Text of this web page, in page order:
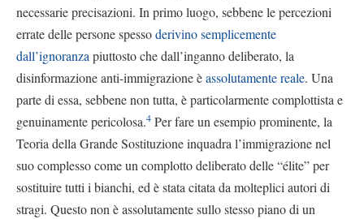
necessarie precisazioni. In primo luogo, sebbene le percezioni
errate delle persone spessoderivino semplicemente
dall’ignoranza piuttosto che dall’inganno deliberato, la
disinformazione anti-immigrazione èassolutamente reale. Una
parte di essa, sebbene non tutta, è particolarmente complottista e
genuinamente pericolosa.4 Per fare un esempio prominente, la
Teoria della Grande Sostituzione inquadra l’immigrazione nel
suo complesso come un complotto deliberato delle “élite” per
sostituire tutti i bianchi, ed è stata citata da molteplici autori di
stragi. Questo non è assolutamente sullo stesso piano di un